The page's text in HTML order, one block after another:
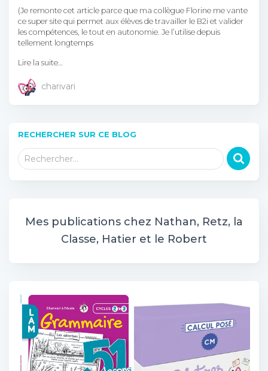
(Je remonte cet article parce que ma collègue Florine me vante
ce super site qui permet aux élèves de travailler le B2i et valider
les compétences, le tout en autonomie. Je l’utilise depuis
tellement longtemps
Lire la suite…
charivari
RECHERCHER SUR CE BLOG
R Rechercher…
Mes publications chez Nathan, Retz, la
Classe, Hatier et le Robert